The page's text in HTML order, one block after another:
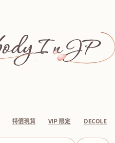
特價現貨 VIP 限定 DECOLE